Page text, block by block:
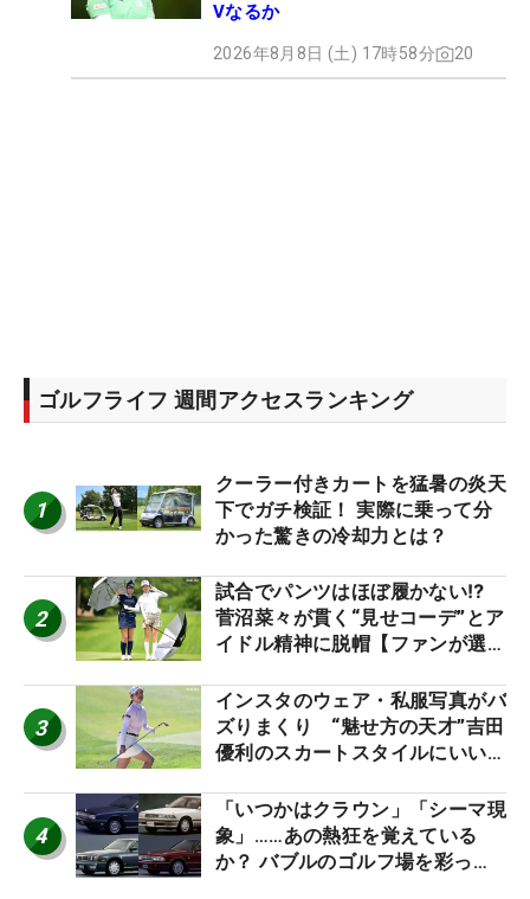
Vなるか
2026年8月8日 (土) 17時58分 20
ゴルフライフ 週間アクセスランキング
1
クーラー付きカートを猛暑の炎天
下でガチ検証！ 実際に乗って分
かった驚きの冷却力とは？
2
試合でパンツはほぼ履かない⁉
菅沼菜々が貫く“見せコーデ”とア
イドル精神に脱帽【ファンが選ぶ
3
インスタのウェア・私服写真がバ
ズりまくり “魅せ方の天才”吉田
優利のスカートスタイルにいい
4
「いつかはクラウン」「シーマ現
象」……あの熱狂を覚えている
か？ バブルのゴルフ場を彩った